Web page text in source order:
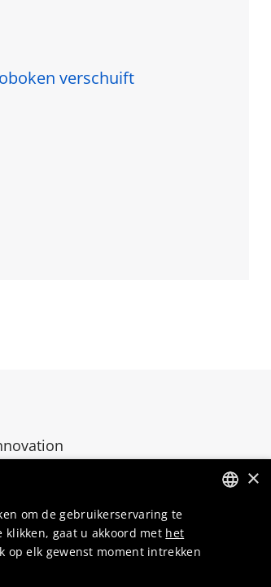
verschuift
×
om de gebruikerservaring te
klikken, gaat u akkoord met het
op elk gewenst moment intrekken